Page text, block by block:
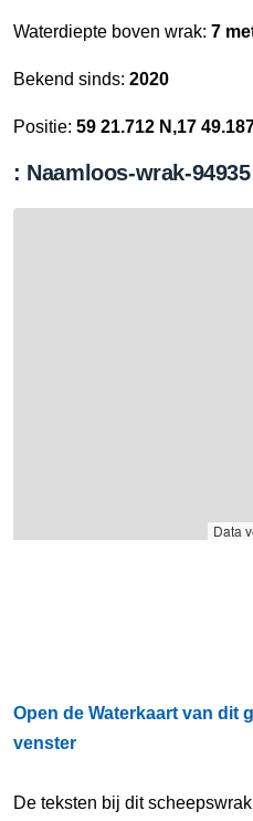
Waterdiepte boven wrak: 7
Bekend sinds: 2020
Positie: 59 21.712 N,17
: Naamloos-wrak-94935
Data
Open de Waterkaart van dit
venster
De teksten bij dit